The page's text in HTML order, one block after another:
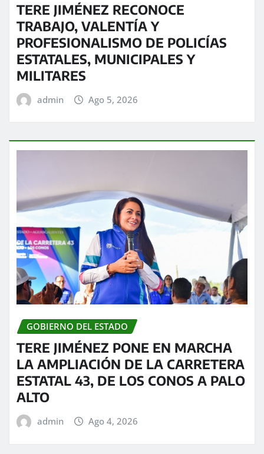
TERE JIMÉNEZ RECONOCE
TRABAJO, VALENTÍA Y
PROFESIONALISMO DE POLICÍAS
ESTATALES, MUNICIPALES Y
MILITARES
admin Ago 5, 2026
GOBIERNO DEL ESTADO
TERE JIMÉNEZ PONE EN MARCHA
LA AMPLIACIÓN DE LA CARRETERA
ESTATAL 43, DE LOS CONOS A PALO
ALTO
admin Ago 4, 2026